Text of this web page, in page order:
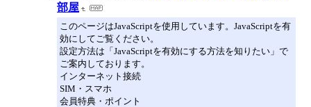
部屋
このページはJavaScriptを使用しています。JavaScriptを有
効にしてご覧ください。
設定方法は「JavaScriptを有効にする方法を知りたい」で
ご案内しております。
インターネット接続
SIM・スマホ
会員特典・ポイント